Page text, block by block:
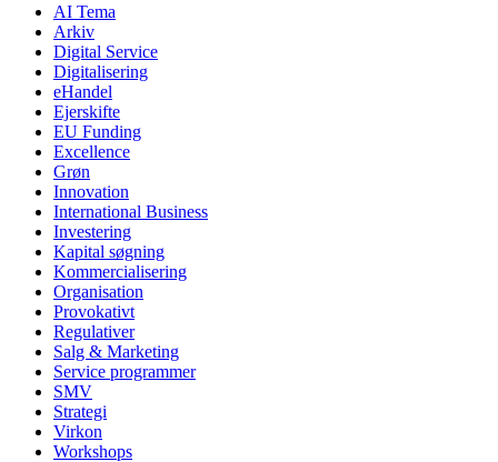
AI Tema
Arkiv
Digital Service
Digitalisering
eHandel
Ejerskifte
EU Funding
Excellence
Grøn
Innovation
International Business
Investering
Kapital søgning
Kommercialisering
Organisation
Provokativt
Regulativer
Salg & Marketing
Service programmer
SMV
Strategi
Virkon
Workshops